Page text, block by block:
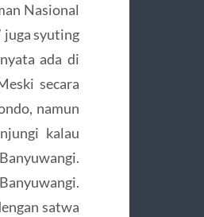
Nasional
juga syuting
ada di
secara
namun
kalau
satwa